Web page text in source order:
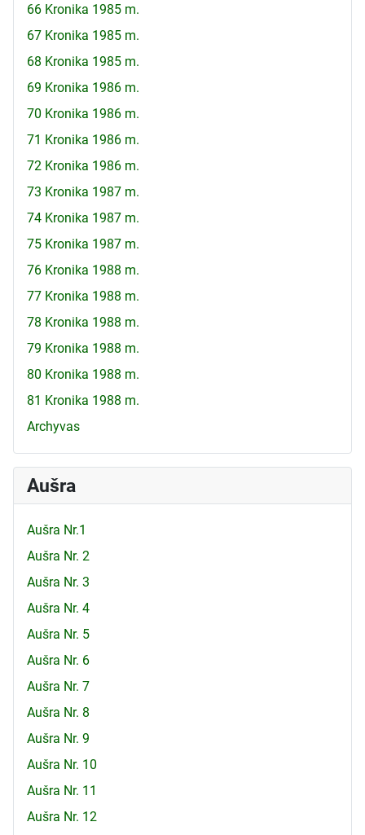
66 Kronika 1985 m.
67 Kronika 1985 m.
68 Kronika 1985 m.
69 Kronika 1986 m.
70 Kronika 1986 m.
71 Kronika 1986 m.
72 Kronika 1986 m.
73 Kronika 1987 m.
74 Kronika 1987 m.
75 Kronika 1987 m.
76 Kronika 1988 m.
77 Kronika 1988 m.
78 Kronika 1988 m.
79 Kronika 1988 m.
80 Kronika 1988 m.
81 Kronika 1988 m.
Archyvas
Aušra
Aušra Nr.1
Aušra Nr. 2
Aušra Nr. 3
Aušra Nr. 4
Aušra Nr. 5
Aušra Nr. 6
Aušra Nr. 7
Aušra Nr. 8
Aušra Nr. 9
Aušra Nr. 10
Aušra Nr. 11
Aušra Nr. 12